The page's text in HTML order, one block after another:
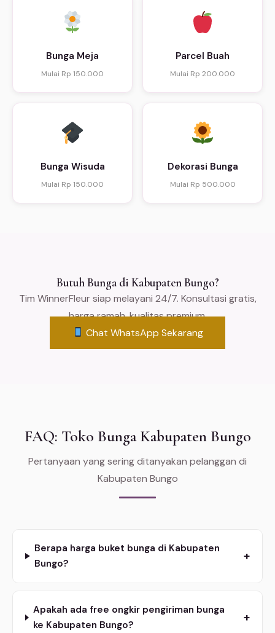
Bunga Meja
Mulai Rp 150.000
Parcel Buah
Mulai Rp 200.000
Bunga Wisuda
Mulai Rp 150.000
Dekorasi Bunga
Mulai Rp 500.000
Butuh Bunga di Kabupaten Bungo?
Tim WinnerFleur siap melayani 24/7. Konsultasi gratis,
harga ramah, kualitas premium.
Chat WhatsApp Sekarang
FAQ: Toko Bunga Kabupaten Bungo
Pertanyaan yang sering ditanyakan pelanggan di
Kabupaten Bungo
Berapa harga buket bunga di Kabupaten
Bungo?
+
Apakah ada free ongkir pengiriman bunga
ke Kabupaten Bungo?
+